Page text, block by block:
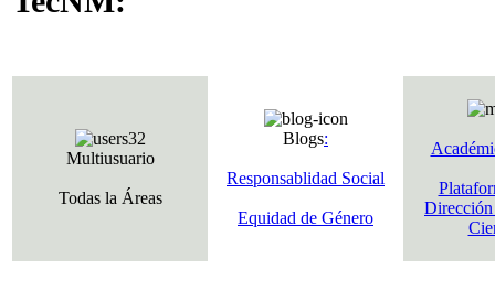
Multiusuario
Todas la Áreas
Blogs:
Responsablidad Social
Equidad de Género